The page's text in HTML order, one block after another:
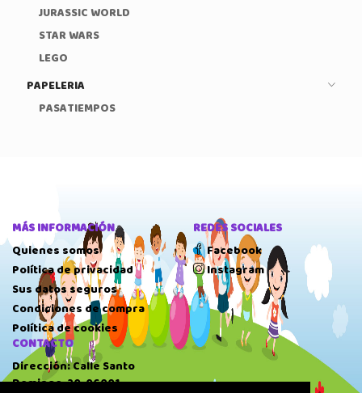
JURASSIC WORLD
STAR WARS
LEGO
PAPELERIA
PASATIEMPOS
MÁS INFORMACIÓN
Quienes somos
Política de privacidad
Sus datos seguros
Condiciones de compra
Política de cookies
REDES SOCIALES
Facebook
Instagram
CONTACTO
Dirección: Calle Santo
Domingo, 20, 06001